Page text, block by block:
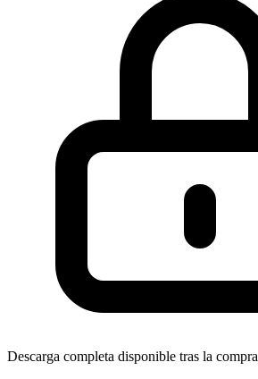
Descarga completa disponible tras la compra